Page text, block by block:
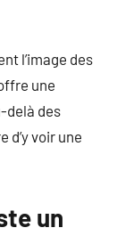
l’image des
une
delà des
d’y voir une
un